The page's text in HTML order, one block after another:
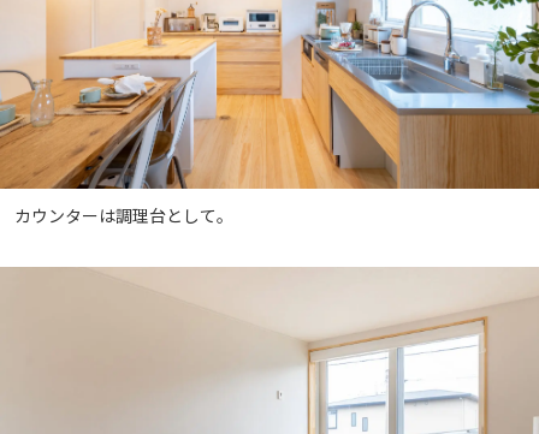
カウンターは調理台として。